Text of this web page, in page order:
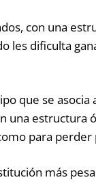
con una
les dificulta
que se asocia
una estructura
para perder
más